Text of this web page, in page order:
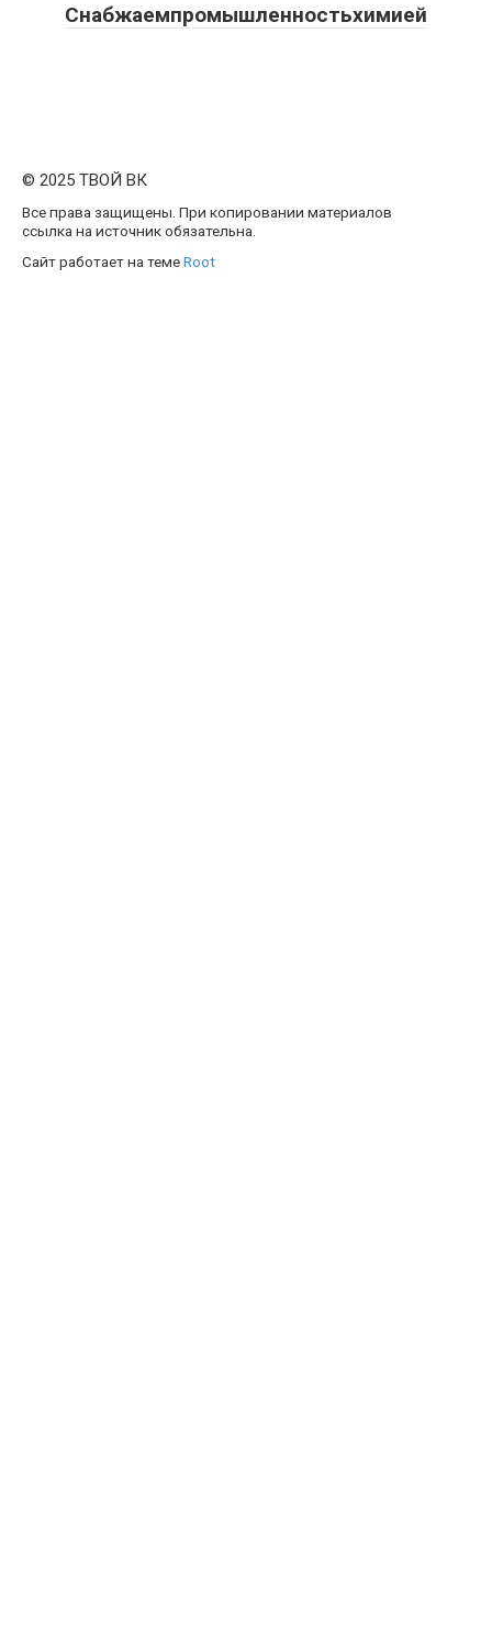
Снабжаемпромышленностьхимией
© 2025 ТВОЙ ВК
Все права защищены. При копировании материалов
ссылка на источник обязательна.
Сайт работает на темеRoot